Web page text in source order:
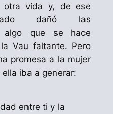
otra vida y, de ese
dañó las
algo que se hace
laVau faltante. Pero
iba a generar:
entre ti y la